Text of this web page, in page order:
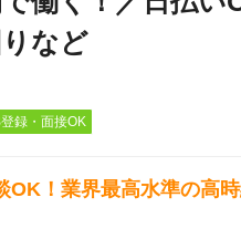
など
録・面接OK
OK！業界最高水準の高